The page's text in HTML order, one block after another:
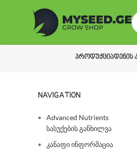
ᲞᲠᲝᲓᲣᲥᲪᲘᲐᲓᲔᲜᲘᲡ
NAVIGATION
Advanced Nutrients
სასუქების განხილვა
კანაფი ინფორმაცია